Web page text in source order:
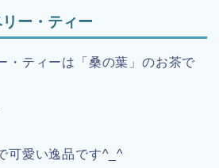
ー・ティー
・ティーは「桑の葉」のお茶で
可愛い逸品です^_^